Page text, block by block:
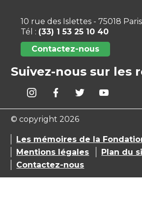
10 rue des Islettes - 75018 Paris
Tél : (33) 1 53 25 10 40
Contactez-nous
Suivez-nous sur les
© copyright 2026
Les mémoires de la
Mentions légales
Plan du
Contactez-nous